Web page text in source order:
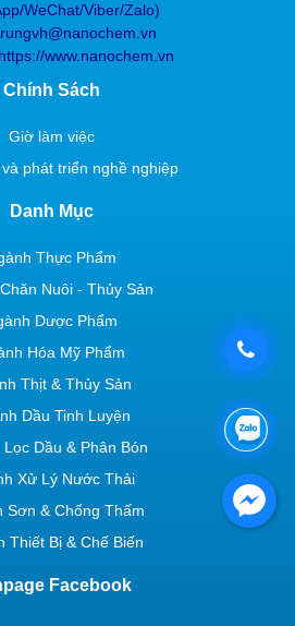
WeChat/Viber/Zalo)
https://www.nanochem.vn
Chính Sách
Giờ làm việc
phát triển nghề nghiệp
Danh Mục
Thực Phẩm
Nuôi - Thủy Sản
Dược Phẩm
Hóa Mỹ Phẩm
Thịt & Thủy Sản
Dầu Tinh Luyện
Lọc Dầu & Phân Bón
Xử Lý Nước Thải
Sơn & Chống Thấm
Thiết Bị & Chế Biến
Facebook